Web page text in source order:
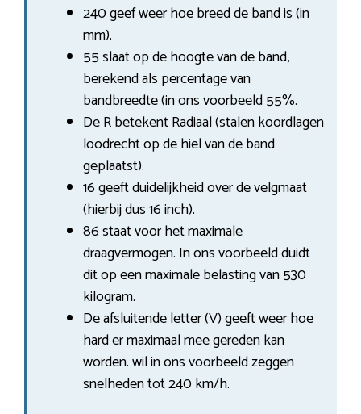
240 geef weer hoe breed de band is (in
mm).
55 slaat op de hoogte van de band,
berekend als percentage van
bandbreedte (in ons voorbeeld 55%.
De R betekent Radiaal (stalen koordlagen
loodrecht op de hiel van de band
geplaatst).
16 geeft duidelijkheid over de velgmaat
(hierbij dus 16 inch).
86 staat voor het maximale
draagvermogen. In ons voorbeeld duidt
dit op een maximale belasting van 530
kilogram.
De afsluitende letter (V) geeft weer hoe
hard er maximaal mee gereden kan
worden. wil in ons voorbeeld zeggen
snelheden tot 240 km/h.